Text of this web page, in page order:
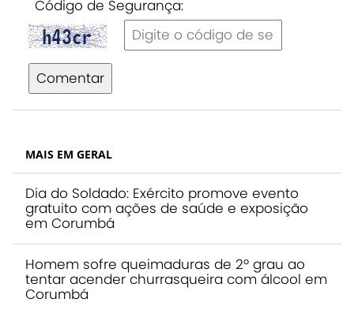
Código de Segurança:
Comentar
MAIS EM GERAL
Dia do Soldado: Exército promove evento
gratuito com ações de saúde e exposição
em Corumbá
Homem sofre queimaduras de 2º grau ao
tentar acender churrasqueira com álcool em
Corumbá